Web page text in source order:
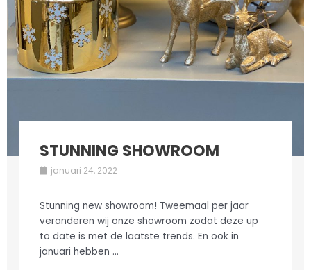
STUNNING SHOWROOM
januari 24, 2022
Stunning new showroom! Tweemaal per jaar
veranderen wij onze showroom zodat deze up
to date is met de laatste trends. En ook in
januari hebben ...